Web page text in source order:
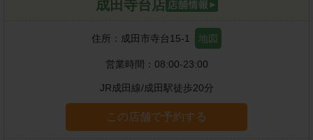
成田寺台店
住所： 成田市寺台15-1 地図
営業時間： 08:00-23:00
JR成田線/成田駅徒歩20分
この店舗で予約する